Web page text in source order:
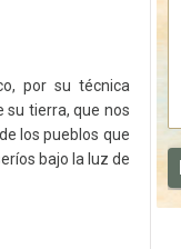
por su técnica
su tierra, que nos
los pueblos que
bajo la luz de